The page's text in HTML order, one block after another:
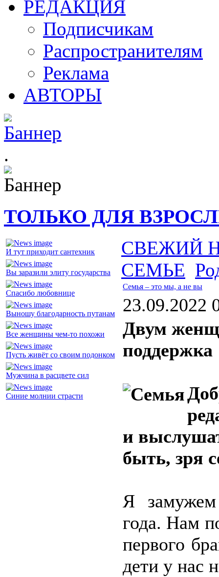
РЕДАКЦИЯ
Подписчикам
Распространителям
Реклама
АВТОРЫ
.
ТОЛЬКО ДЛЯ
И тут приходит сантехник
Вы заразили элиту государства
Спасибо любовнице
Выношу благодарность путанам
Все женщины чем-то похожи
Пусть живёт со своим подонком
Мужчина в расцвете сил
Синие молнии страсти
СВЕЖИЙ
СЕМЬЕ
Семья – это мы, а не вы
23.09.2022
Двум
поддержка
и
быть, зря
Я
года. Нам
первого
дети у нас